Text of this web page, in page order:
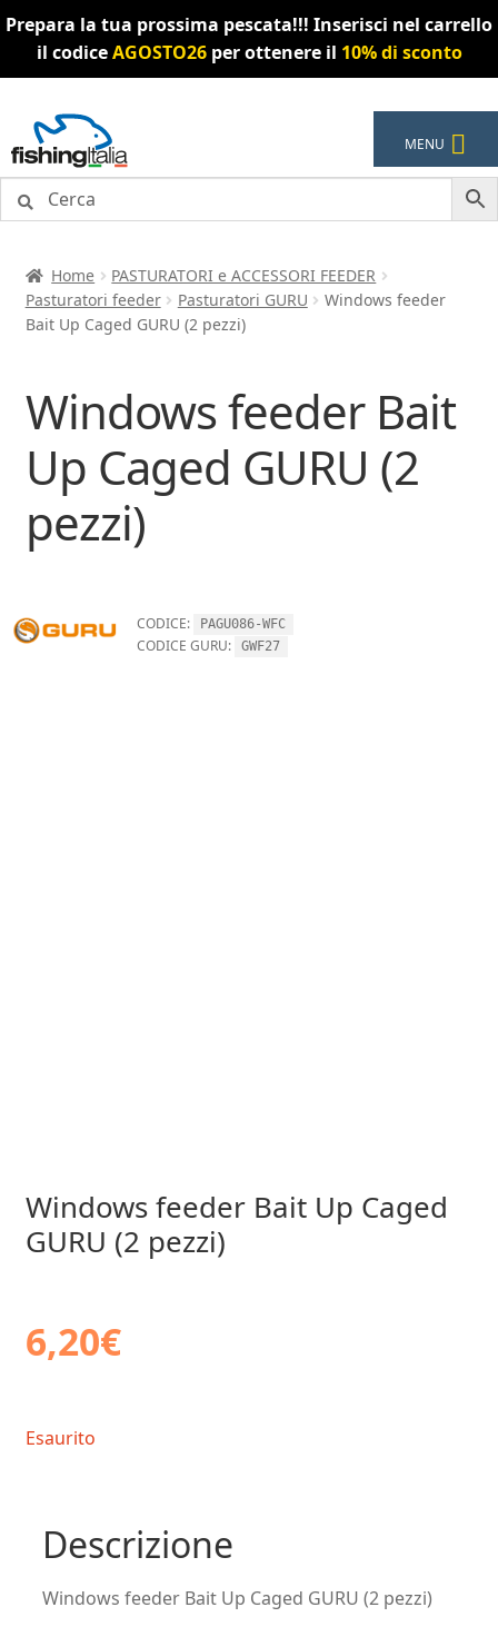
Prepara la tua prossima pescata!!! Inserisci nel carrello
il codiceAGOSTO26per ottenere il 10% di sconto
alla
navigazione
al
contenuto
MENU
Home
PASTURATORI e ACCESSORI FEEDER
Pasturatori feeder
Pasturatori GURU
Windows feeder
Bait Up Caged GURU (2 pezzi)
Windows feeder Bait
Up Caged GURU (2
pezzi)
CODICE: PAGU086-WFC
CODICE GURU: GWF27
Windows feeder Bait Up Caged
GURU (2 pezzi)
6,20€
Esaurito
Descrizione
Windows feeder Bait Up Caged GURU (2 pezzi)